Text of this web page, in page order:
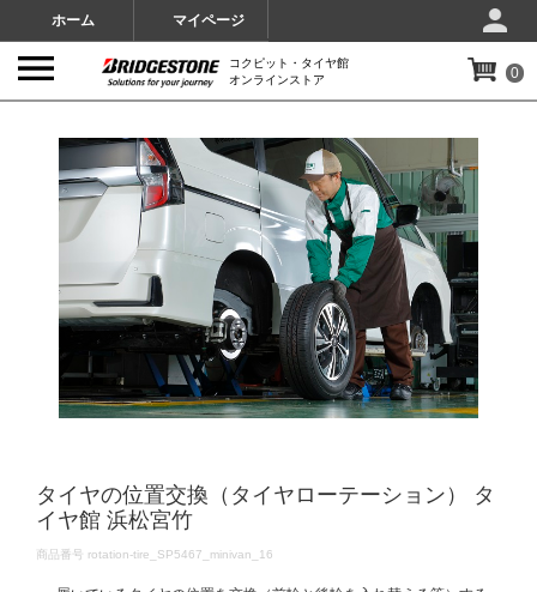
ホーム マイページ
コクピット・タイヤ館
オンラインストア
0
タイヤの位置交換（タイヤローテーション） タ
イヤ館 浜松宮竹
DETAILS
商品番号 rotation-tire_SP5467_minivan_16